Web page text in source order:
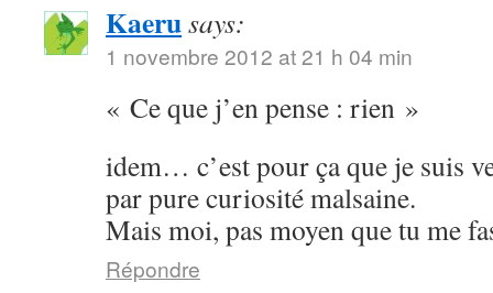
Kaerusays:
1 novembre 2012 at 21 h 04 min
« Ce que j’en pense : rien »
idem… c’est pour ça que je suis
par pure curiosité malsaine.
Mais moi, pas moyen que tu me
Répondre